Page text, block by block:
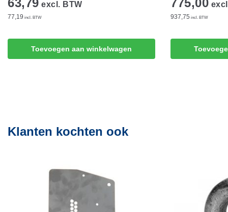
63,79 excl. BTW
77,19 incl. BTW
Toevoegen aan winkelwagen
775,00
937,75 incl. BTW
Klanten kochten ook